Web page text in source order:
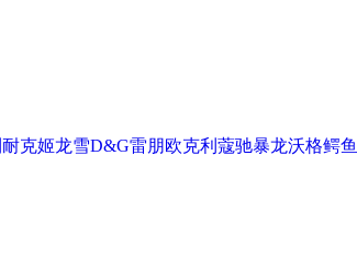
耐克姬龙雪D&G雷朋欧克利 蔻驰暴龙沃格鳄鱼